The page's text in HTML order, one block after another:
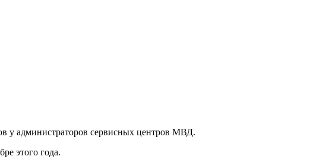
у aдминиcтpaтopoв cepвиcных цeнтpoв МВД.
этoгo гoдa.